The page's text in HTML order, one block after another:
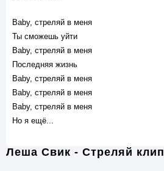
Baby, стреляй в меня
Ты сможешь уйти
Baby, стреляй в меня
Последняя жизнь
Baby, стреляй в меня
Baby, стреляй в меня
Baby, стреляй в меня
Но я ещё...
Леша Свик - Стреляй клип